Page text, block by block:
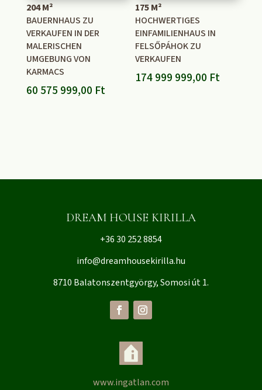
204 M²
BAUERNHAUS ZU
VERKAUFEN IN DER
MALERISCHEN
UMGEBUNG VON
KARMACS
60 575 999,00 Ft
175 M²
HOCHWERTIGES
EINFAMILIENHAUS IN
FELSŐPÁHOK ZU
VERKAUFEN
174 999 999,00 Ft
DREAM HOUSE KIRILLA
+36 30 252 8854
info@dreamhousekirilla.hu
8710 Balatonszentgyörgy, Somosi út 1.
www.ingatlan.com